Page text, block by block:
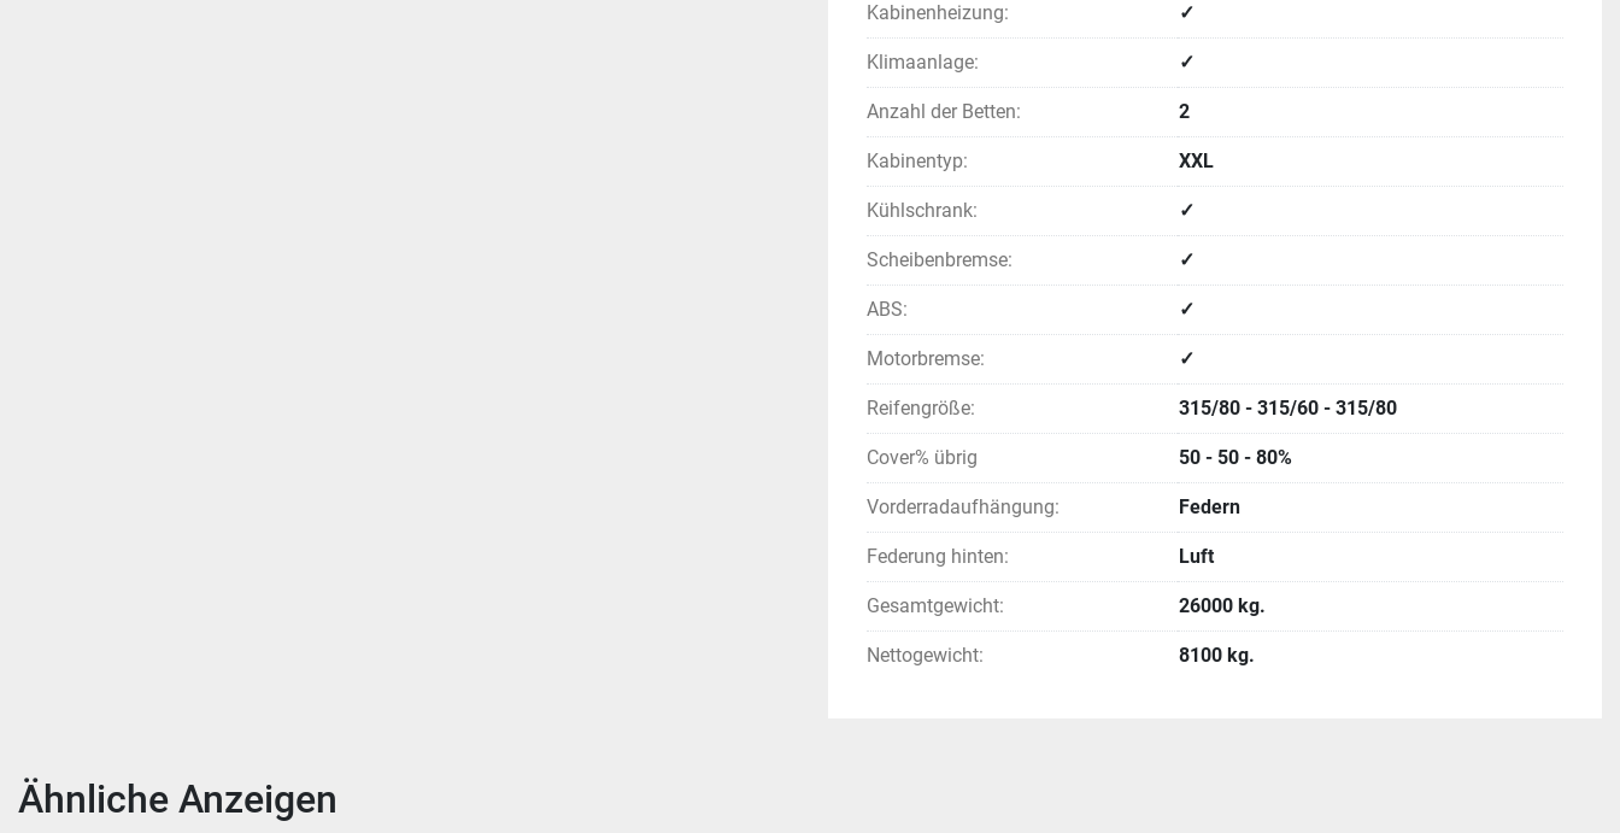
Kabinenheizung: ✓
Klimaanlage: ✓
Anzahl der Betten: 2
Kabinentyp: XXL
Kühlschrank: ✓
Scheibenbremse: ✓
ABS: ✓
Motorbremse: ✓
Reifengröße: 315/80 - 315/60 - 315/80
Cover% übrig 50 - 50 - 80%
Vorderradaufhängung: Federn
Federung hinten: Luft
Gesamtgewicht: 26000 kg.
Nettogewicht: 8100 kg.
Ähnliche Anzeigen